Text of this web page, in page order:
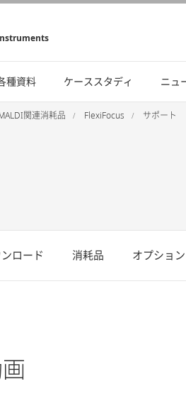
種資料 ケーススタディ ニュ
関連消耗品 FlexiFocus サポート
ロード 消耗品 オプション